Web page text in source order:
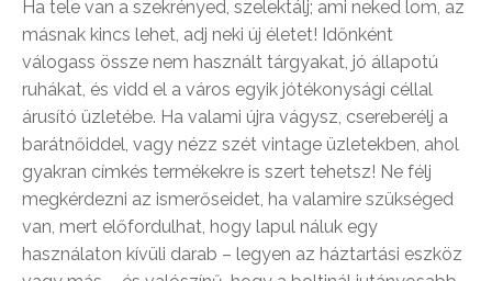
Ha tele van a szekrényed, szelektálj; ami neked lom, az
másnak kincs lehet, adj neki új életet! Időnként
válogass össze nem használt tárgyakat, jó állapotú
ruhákat, és vidd el a város egyik jótékonysági céllal
árusító üzletébe. Ha valami újra vágysz, csereberélj a
barátnőiddel, vagy nézz szét vintage üzletekben, ahol
gyakran címkés termékekre is szert tehetsz! Ne félj
megkérdezni az ismerőseidet, ha valamire szükséged
van, mert előfordulhat, hogy lapul náluk egy
használaton kívüli darab – legyen az háztartási eszköz